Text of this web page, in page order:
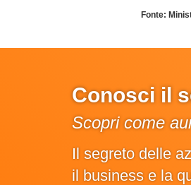
Fonte:
Conosci il
Scopri come
Il segreto delle
il business e la